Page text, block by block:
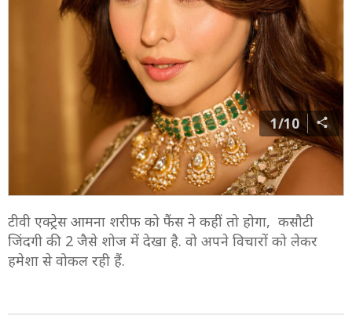
1/10
टीवी एक्ट्रेस आमना शरीफ को फैंस ने कहीं तो होगा, कसौटी
जिंदगी की 2 जैसे शोज में देखा है. वो अपने विचारों को लेकर
हमेशा से वोकल रही हैं.